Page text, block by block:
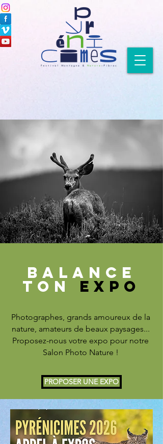
BALANCE
TON expo
Photographes, grands amoureux de la
nature, amateurs de beaux paysages...
Proposez-nous votre expo pour notre
Salon Photo Nature !
PROPOSER UNE EXPO